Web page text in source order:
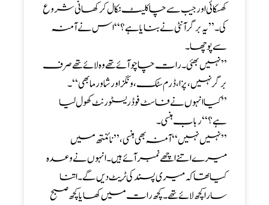
کھسکائی اور جیب سے چاکلیٹ نکال کرکھانی شروع
کی۔’’ یہ برگر آنٹی نے بنایا ہے ؟‘‘ اس نے آمنہ
سے پوچھا۔
’’ نہیں بھئی ۔ رات چاچو آئے تھے وہ لائے تھے صرف
برگر نہیں ، پزا، ڈرم سٹک ، ونگز اورشاورمابھی‘‘۔
’’ کیا انہوں نے فاسٹ فوڈ ریسٹورنٹ کھول لیا
ہے؟‘‘ رباب ہنسی۔
’’ نہیں نہیں ‘‘ آمنہ بھی ہنسی ،’’ نائنتھ میں
میرے اتنے اچھے نمبرآئے ہیں ۔ انہوں نے وعدہ
کیا تھا کہ میری پسند کی ٹریٹ دیں گے۔اتنا
ساراکچھ لائے تھے ۔ کچھ رات میں کھایا کچھ صبح